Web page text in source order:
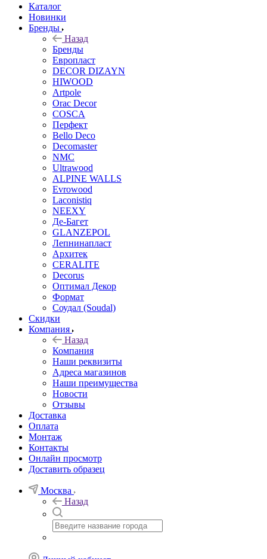
Каталог
Новинки
Бренды
Назад
Бренды
Европласт
DECOR DIZAYN
HIWOOD
Artpole
Orac Decor
COSCA
Перфект
Bello Deco
Decomaster
NMС
Ultrawood
ALPINE WALLS
Evrowood
Laconistiq
NEEXY
Де-Багет
GLANZEPOL
Лепнинапласт
Архитек
CERALITE
Decorus
Оптимал Декор
Формат
Соудал (Soudal)
Скидки
Компания
Назад
Компания
Наши реквизиты
Адреса магазинов
Наши преимущества
Новости
Отзывы
Доставка
Оплата
Монтаж
Контакты
Онлайн просмотр
Доставить образец
Москва
Назад